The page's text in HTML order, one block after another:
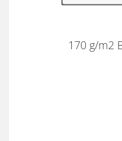
170 g/m2